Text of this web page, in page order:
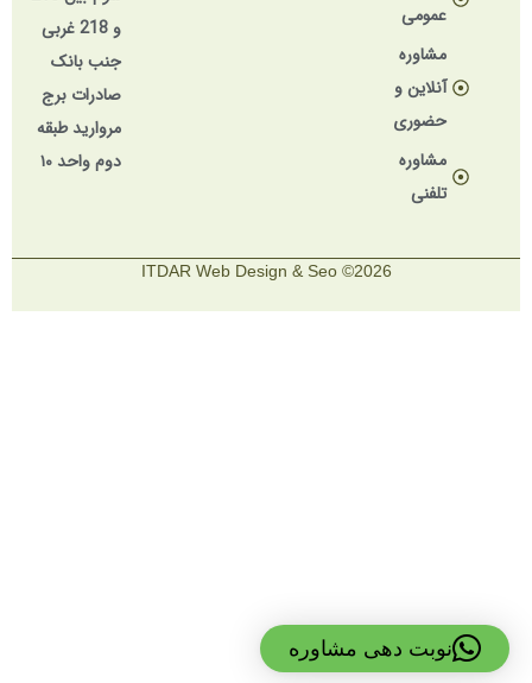
عمومی
مشاوره
آنلاین و
حضوری
مشاوره
تلفنی
و 218 غربی
جنب بانک
صادرات برج
مروارید طبقه
دوم واحد ۱۰
نوبت دهی مشاوره